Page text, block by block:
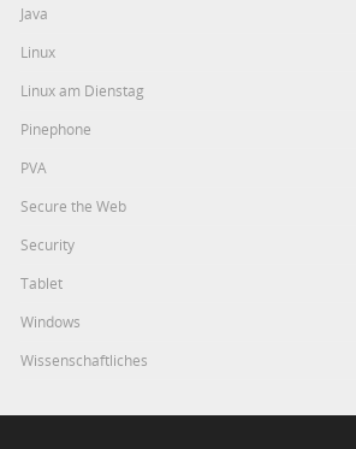
Java
Linux
Linux am Dienstag
Pinephone
PVA
Secure the Web
Security
Tablet
Windows
Wissenschaftliches